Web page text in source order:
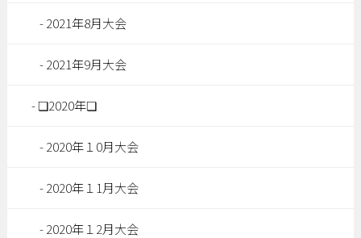
2021年8月大会
2021年9月大会
❏2020年❏
2020年１0月大会
2020年１1月大会
2020年１2月大会